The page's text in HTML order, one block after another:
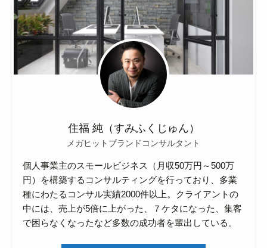
住福 純（すみふくじゅん）
メガヒットブランドコンサルタント
個人事業主のスモールビジネス（月収50万円～500万
円）を構築するコンサルティングを行っており、多業
種にわたるコンサル実績2000件以上。クライアントの
中には、売上が5倍に上がった、７ケタになった、集客
で困らなくなったなど多数の成功者を輩出している。